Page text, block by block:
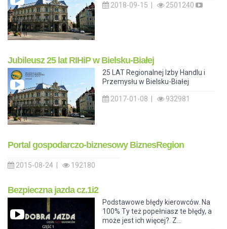
2018-09-15 | 2501240
Jubileusz 25 lat RIHiP w Bielsku-Białej
25 LAT Regionalnej Izby Handlu i
Przemysłu w Bielsku-Białej
2017-01-08 | 932981
Portal gospodarczo-biznesowy BiznesRegion
2015-08-24 | 192180
Bezpieczna jazda cz.1i2
Podstawowe błędy kierowców. Na
100% Ty też popełniasz te błędy, a
może jest ich więcej?. Z...